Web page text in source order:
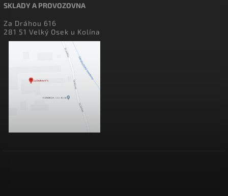
SKLADY A PROVOZOVNA
Za Dráhou 616
281 51 Velký Osek u Kolína